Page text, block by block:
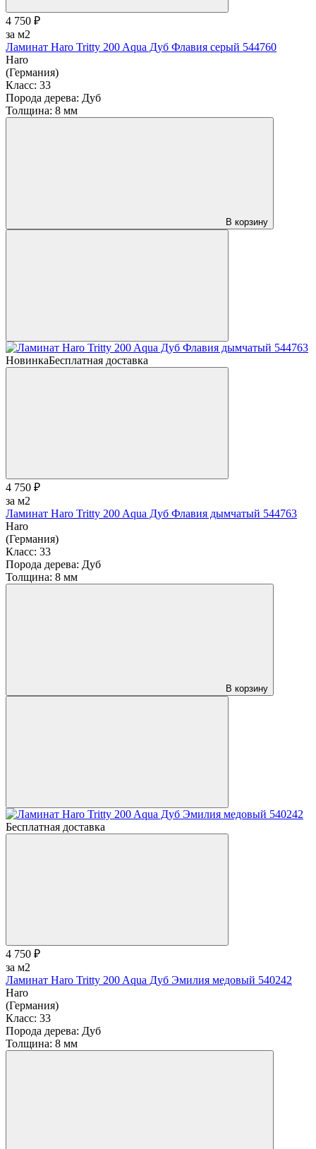
4 750 ₽
за м2
Ламинат Haro Tritty 200 Aqua Дуб Флавия серый 544760
Haro
(Германия)
Класс: 33
Порода дерева: Дуб
Толщина: 8 мм
В корзину
НовинкаБесплатная доставка
4 750 ₽
за м2
Ламинат Haro Tritty 200 Aqua Дуб Флавия дымчатый 544763
Haro
(Германия)
Класс: 33
Порода дерева: Дуб
Толщина: 8 мм
В корзину
Бесплатная доставка
4 750 ₽
за м2
Ламинат Haro Tritty 200 Aqua Дуб Эмилия медовый 540242
Haro
(Германия)
Класс: 33
Порода дерева: Дуб
Толщина: 8 мм